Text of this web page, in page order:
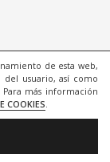
de esta web,
usuario, así como
más información
COOKIES.